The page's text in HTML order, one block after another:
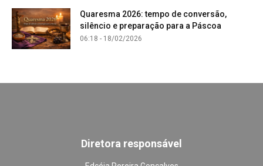
Quaresma 2026: tempo de conversão,
silêncio e preparação para a Páscoa
06:18 - 18/02/2026
Diretora responsável